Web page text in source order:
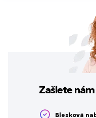
Zašlete
Blesková